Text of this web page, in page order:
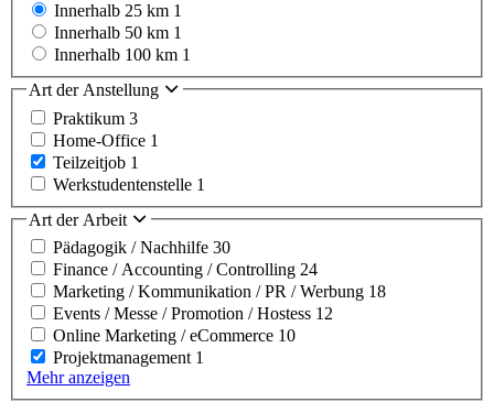
Innerhalb 25 km 1
Innerhalb 50 km 1
Innerhalb 100 km 1
Art der Anstellung
Praktikum 3
Home-Office 1
Teilzeitjob 1
Werkstudentenstelle 1
Art der Arbeit
Pädagogik / Nachhilfe 30
Finance / Accounting / Controlling 24
Marketing / Kommunikation / PR / Werbung 18
Events / Messe / Promotion / Hostess 12
Online Marketing / eCommerce 10
Projektmanagement 1
Mehr anzeigen